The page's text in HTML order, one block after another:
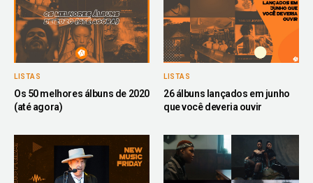
LISTAS
Os 50 melhores álbuns de 2020
(até agora)
LISTAS
26 álbuns lançados em junho
que você deveria ouvir